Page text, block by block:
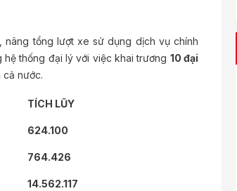
, nâng tổng lượt xe sử dụng dịch vụ chính
hệ thống đại lý với việc khai trương 10 đại
cả nước.
TÍCH LŨY
624.100
764.426
14.562.117